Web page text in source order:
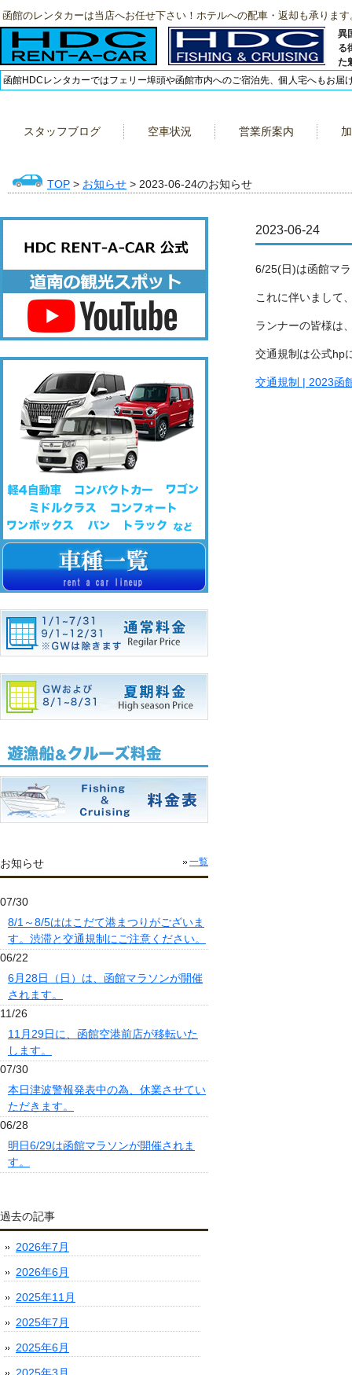
函館のレンタカーは当店へお任せ下さい！ホテルへの配車・返却も承ります
異
る
た
函館HDCレンタカーではフェリー埠頭や函館市内へのご宿泊先、個人宅へもお届
スタッフブログ 空車状況 営業所案内
TOP > お知らせ > 2023-06-24のお知らせ
2023-06-24
6/25(日)は函館マ
これに伴いまして
ランナーの皆様は
交通規制は公式hp
交通規制 | 2023函
お知らせ 一覧
07/30
8/1～8/5ははこだて港まつりがございま
す。渋滞と交通規制にご注意ください。
06/22
6月28日（日）は、函館マラソンが開催
されます。
11/26
11月29日に、函館空港前店が移転いた
します。
07/30
本日津波警報発表中の為、休業させてい
ただきます。
06/28
明日6/29は函館マラソンが開催されま
す。
過去の記事
2026年7月
2026年6月
2025年11月
2025年7月
2025年6月